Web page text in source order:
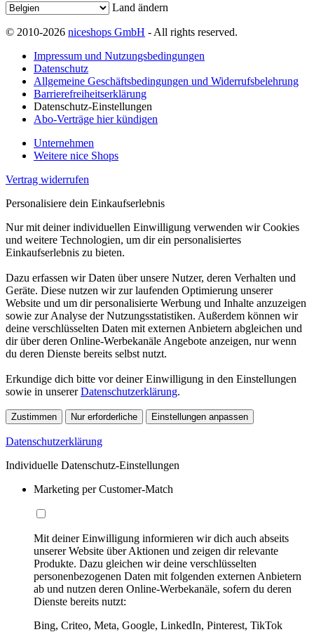
Land ändern
© 2010-2026 niceshops GmbH - All rights reserved.
Impressum und Nutzungsbedingungen
Datenschutz
Allgemeine Geschäftsbedingungen und Widerrufsbelehrung
Barrierefreiheitserklärung
Datenschutz-Einstellungen
Abo-Verträge hier kündigen
Unternehmen
Weitere nice Shops
Vertrag widerrufen
Personalisiere dein Einkaufserlebnis
Nur mit deiner individuellen Einwilligung verwenden wir Cookies
und weitere Technologien, um dir ein personalisiertes
Einkaufserlebnis zu bieten.
Dazu erfassen wir Daten über unsere Nutzer, deren Verhalten und
Geräte. Diese nutzen wir zur laufenden Optimierung unserer
Website und um dir personalisierte Werbung und Inhalte anzuzeigen
sowie zur Analyse der Nutzungsstatistiken. Außerdem können wir
deine verschlüsselten Daten mit externen Anbietern abgleichen und
dir über deren Online-Werbekanäle Angebote anzeigen, nur wenn
du deren Dienste bereits selbst nutzt.
Erkundige dich bitte vor deiner Einwilligung in den Einstellungen
sowie in unsererDatenschutzerklärung.
Zustimmen Nur erforderliche Einstellungen anpassen
Datenschutzerklärung
Individuelle Datenschutz-Einstellungen
Marketing per Customer-Match
Mit deiner Einwilligung informieren wir dich auch abseits
unserer Website über Aktionen und zeigen dir relevante
Produkte. Dazu gleichen wir deine verschlüsselten
personenbezogenen Daten mit folgenden externen Anbietern
ab und nutzen deren Online-Werbekanäle, sofern du deren
Dienste bereits nutzt:
Bing, Criteo, Meta, Google, LinkedIn, Pinterest, TikTok